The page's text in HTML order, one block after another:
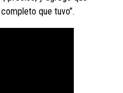
que tuvo”.